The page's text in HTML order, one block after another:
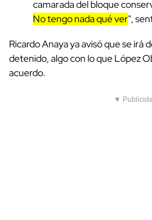
camarada del bloque
No tengo nada qué ver",
Ricardo Anaya ya avisó que se irá
detenido, algo con lo que López
acuerdo.
▼